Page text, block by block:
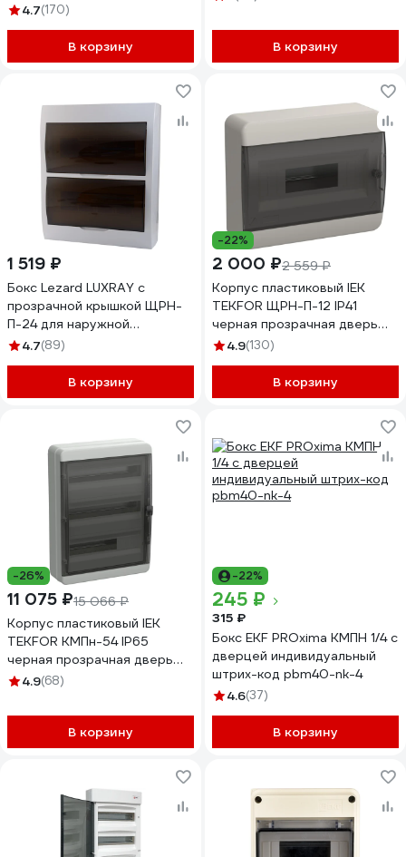
4.7(170)
В корзину В корзину
1 519 ₽
Бокс Lezard LUXRAY с
прозрачной крышкой ЩРН-
П-24 для наружной
установки 731-2000-024
4.7(89)
В корзину
-22%
2 000 ₽2 559 ₽
Корпус пластиковый IEK
TEKFOR ЩРН-П-12 IP41
черная прозрачная дверь
TF5-KP12-N-12-41-K01-K03
4.9(130)
В корзину
-26%
11 075 ₽15 066 ₽
Корпус пластиковый IEK
TEKFOR КМПн-54 IP65
черная прозрачная дверь
TF5-KP72-N-54-65-K03-
4.9(68)
В корзину
-22%
245 ₽
315 ₽
Бокс EKF PROxima КМПН 1/4 с
дверцей индивидуальный
штрих-код pbm40-nk-4
4.6(37)
В корзину